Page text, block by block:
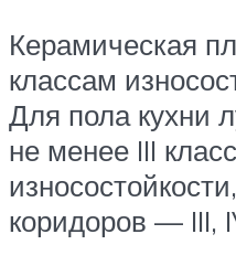
Керамическая
классам
Для пола кухни
не менее III
коридоров — III,